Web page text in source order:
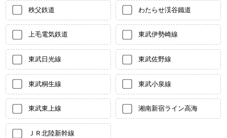
秩父鉄道 わたらせ渓谷鐵道
上毛電気鉄道 東武伊勢崎線
東武日光線 東武佐野線
東武桐生線 東武小泉線
東武東上線 湘南新宿ライン高海
ＪＲ北陸新幹線